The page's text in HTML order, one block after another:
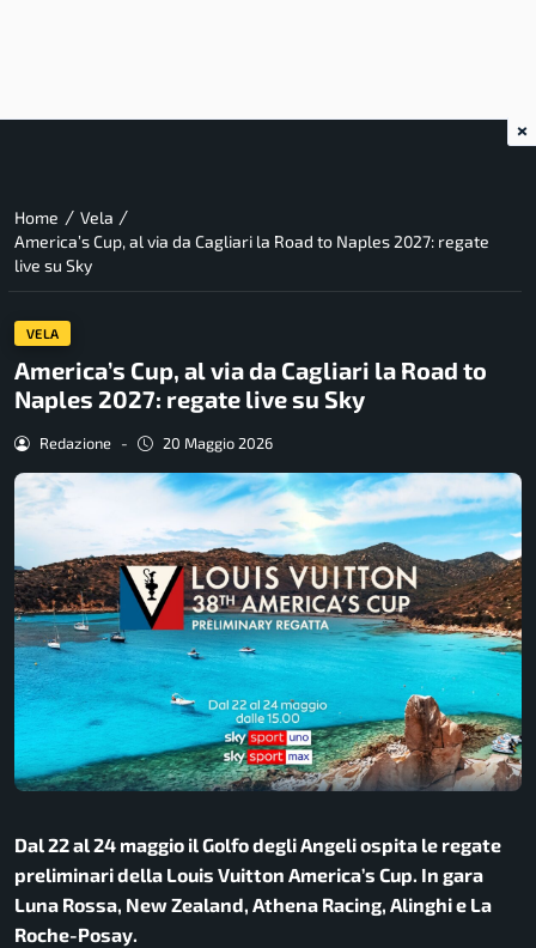
Home / Vela /
America’s Cup, al via da Cagliari la Road to Naples 2027: regate
live su Sky
VELA
America’s Cup, al via da Cagliari la Road to
Naples 2027: regate live su Sky
Redazione - 20 Maggio 2026
Dal 22 al 24 maggio il Golfo degli Angeli ospita le regate
preliminari della Louis Vuitton America’s Cup. In gara
Luna Rossa, New Zealand, Athena Racing, Alinghi e La
Roche-Posay.
×